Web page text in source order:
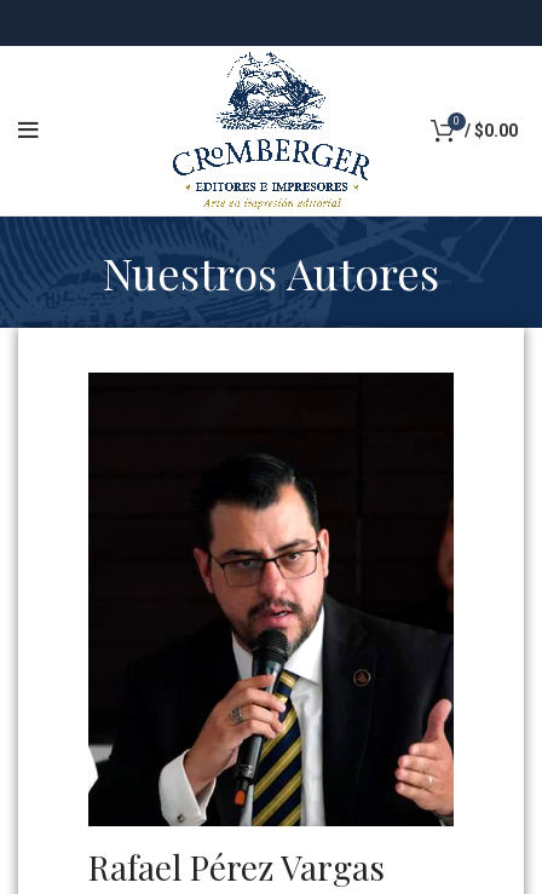
0 /$0.00
Nuestros Autores
Rafael Pérez Vargas